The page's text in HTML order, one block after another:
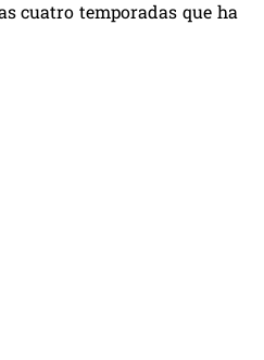
cuatro temporadas que ha